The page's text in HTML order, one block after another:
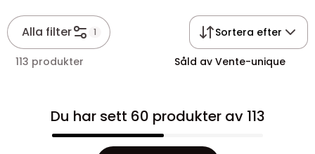
Alla filter 1 Sortera efter
113 produkter Såld av Vente-unique
Du har sett 60 produkter av 113